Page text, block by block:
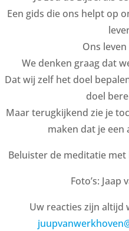
Een gids die ons helpt op
Ons
We denken graag dat
Dat wij zelf het doel
doel
Maar terugkijkend zie je
maken dat je een
Beluister de meditatie
Foto’s: Jaap
Uw reacties zijn altijd